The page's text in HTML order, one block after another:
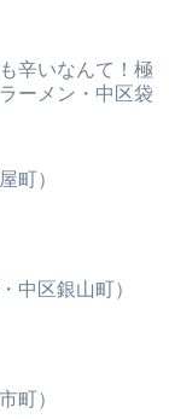
辛いなんて！極
ーメン・中区袋
町）
中区銀山町）
町）